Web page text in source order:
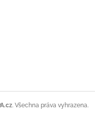
. Všechna práva vyhrazena.